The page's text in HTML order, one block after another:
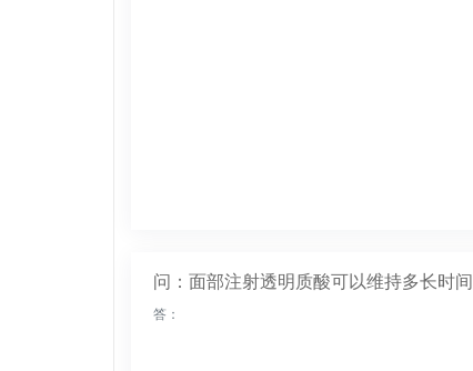
问：面部注射透明质酸可以维持多长时间
答：